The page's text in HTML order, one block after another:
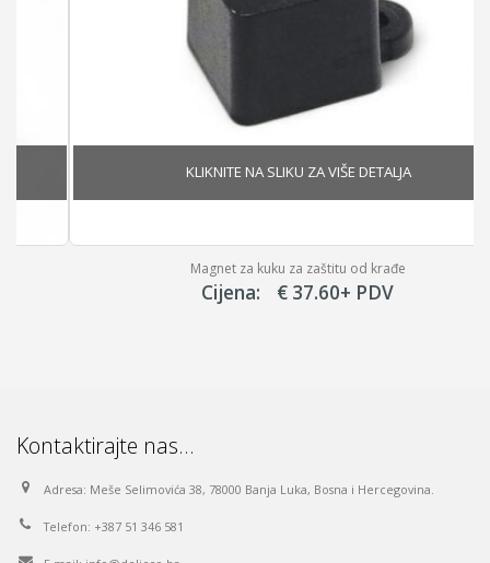
Magnet za kuku za zaštitu od krađe
Cijena: €37.60 + PDV
Kontaktirajte nas…
Adresa: Meše Selimovića 38, 78000 Banja Luka, Bosna i Hercegovina.
Telefon: +387 51 346 581